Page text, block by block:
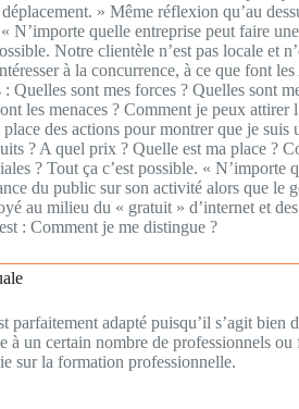
» Même réflexion qu’au
N’importe quelle entreprise peut faire
Notre clientèle n’est pas locale et
à la concurrence, à ce que font
: Quelles sont mes forces ? Quelles sont
les menaces ? Comment je peux attirer
place des actions pour montrer que je
? A quel prix ? Quelle est ma place ?
? Tout ça c’est possible. «
du public sur son activité alors que le
au milieu du « gratuit » d’internet et
: Comment je me distingue ?
parfaitement adapté puisqu’il s’agit bien
à un certain nombre de professionnels
sur la formation professionnelle.